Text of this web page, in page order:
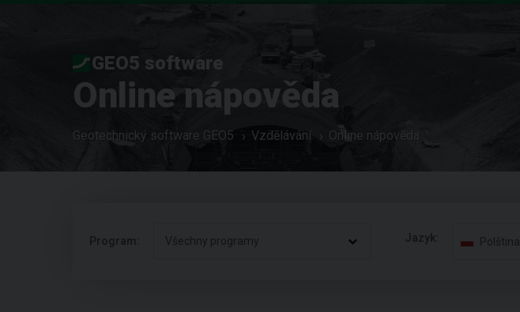
GEO5 software
Online nápověda
Geotechnický software GEO5 Vzdělávání Online nápověda
Program: Všechny programy Jazyk: Polština